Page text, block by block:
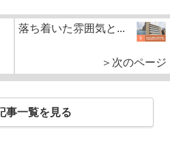
落ち着いた雰囲気と...
＞次のページ
事一覧を見る